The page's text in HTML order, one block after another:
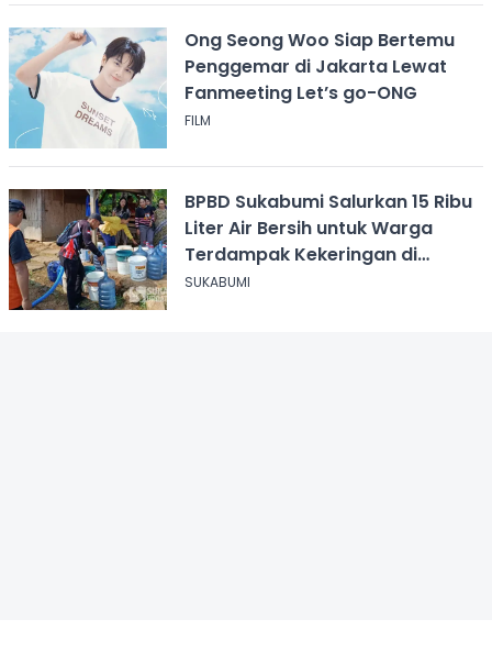
Ong Seong Woo Siap Bertemu
Penggemar di Jakarta Lewat
Fanmeeting Let’s go-ONG
FILM
BPBD Sukabumi Salurkan 15 Ribu
Liter Air Bersih untuk Warga
Terdampak Kekeringan di
Cicurug
SUKABUMI